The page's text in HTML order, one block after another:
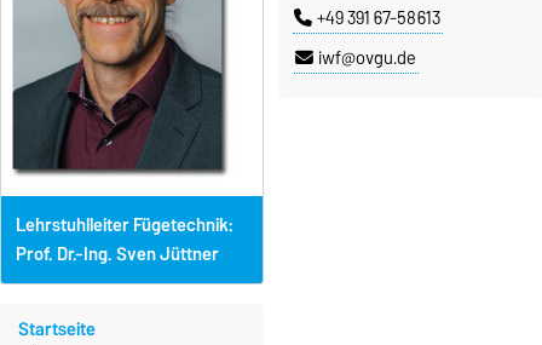
Lehrstuhlleiter Fügetechnik:
Prof. Dr.-Ing. Sven Jüttner
+49 391 67-58613
iwf@ovgu.de
Startseite